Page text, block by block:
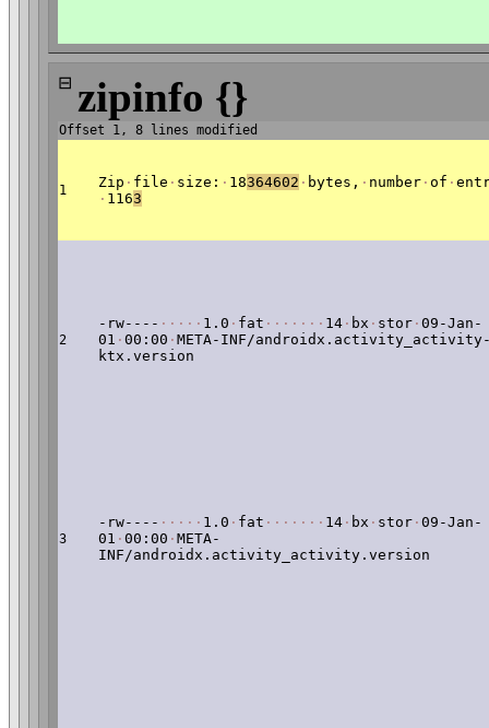
⊟ zipinfo {}
Offset 1, 8 lines modified
1 Zip · file · size: · 18364602 · bytes, · number · of ·
· 1163
2
-rw---- · · · · · 1.0 · fat · · · · · · · 14 · bx · stor · 09-Jan-
01 · 00:00 · META-INF/
ktx.version
3
-rw---- · · · · · 1.0 · fat · · · · · · · 14 · bx · stor · 09-Jan-
01 · 00:00 · META-
INF/androidx.activity_activity.version